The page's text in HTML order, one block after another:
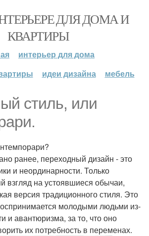
ДЛЯ ДОМА И
КВАРТИРЫ
интерьер для дома
идеи дизайна мебель
стиль, или
ранее, переходный дизайн - это
и неординарности. Только
взгляд на устоявшиеся обычаи,
версия традиционного стиля. Это
молодыми людьми из-
и авантюризма, за то, что оно
их потребность в переменах.